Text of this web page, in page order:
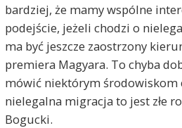
bardziej, że mamy wspólne
podejście, jeżeli chodzi o
ma być jeszcze zaostrzony
premiera Magyara. To chyba
mówić niektórym środowiskom
nielegalna migracja to jest złe
Bogucki.